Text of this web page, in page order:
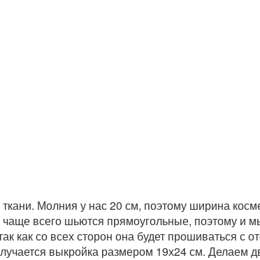
Молния у нас 20 см, поэтому ширина
чаще всего шьются прямоугольные, поэтому и
как со всех сторон она будет прошиваться с
выкройка размером 19х24 см. Делаем